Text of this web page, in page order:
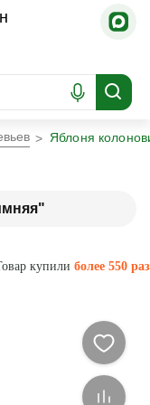
Яблоня
купили более 550 раз